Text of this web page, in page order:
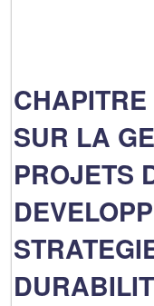
SUR LA
PROJETS